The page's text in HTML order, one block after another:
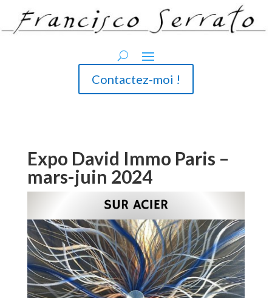
Contactez-moi !
Expo David Immo Paris –
mars-juin 2024